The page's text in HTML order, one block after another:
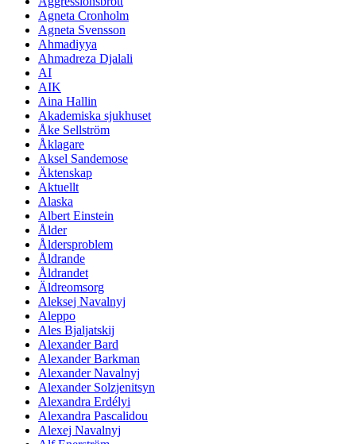
Agneta Cronholm
Agneta Svensson
Ahmadiyya
Ahmadreza Djalali
AI
AIK
Aina Hallin
Akademiska sjukhuset
Åke Sellström
Åklagare
Aksel Sandemose
Äktenskap
Aktuellt
Alaska
Albert Einstein
Ålder
Åldersproblem
Åldrande
Åldrandet
Äldreomsorg
Aleksej Navalnyj
Aleppo
Ales Bjaljatskij
Alexander Bard
Alexander Barkman
Alexander Navalnyj
Alexander Solzjenitsyn
Alexandra Erdélyi
Alexandra Pascalidou
Alexej Navalnyj